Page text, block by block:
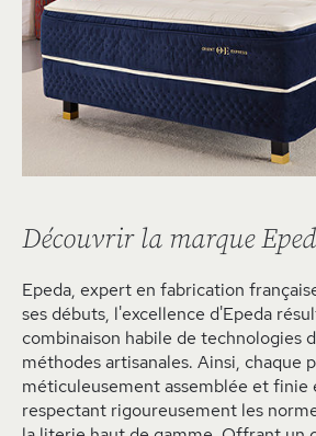
Découvrir la marque
Epeda, expert en fabrication
ses débuts, l'excellence d'Epeda
combinaison habile de technologies
méthodes artisanales. Ainsi, chaque
méticuleusement assemblée et finie
respectant rigoureusement les